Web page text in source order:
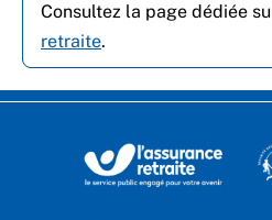
Consultez la page dédiée
retraite.